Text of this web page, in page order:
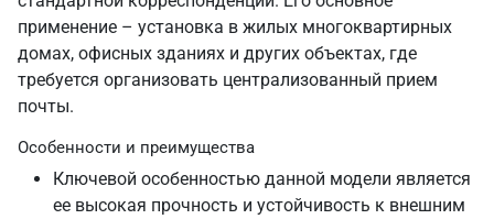
применение – установка в жилых многоквартирных
домах, офисных зданиях и других объектах, где
требуется организовать централизованный прием
почты.
Особенности и преимущества
Ключевой особенностью данной модели является
ее высокая прочность и устойчивость к внешним